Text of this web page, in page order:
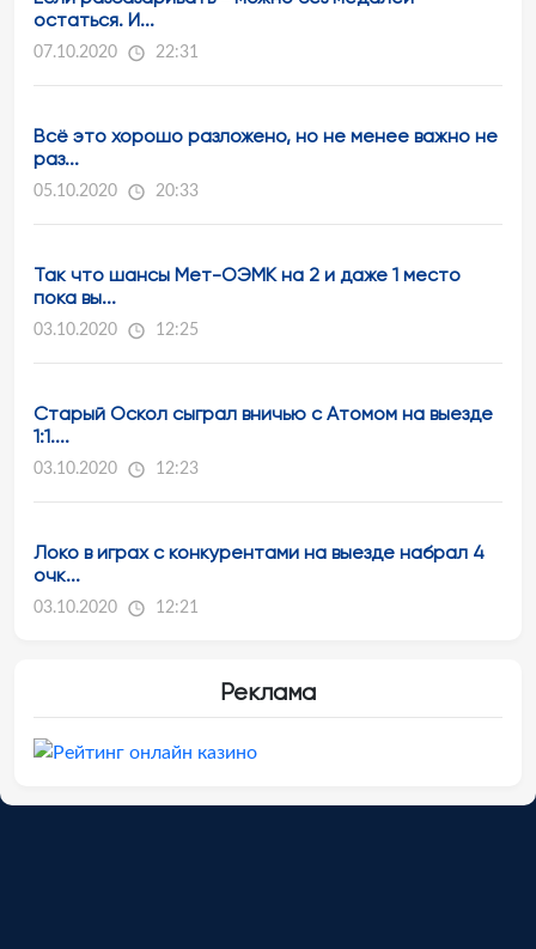
остаться. И...
07.10.2020 22:31
Всё это хорошо разложено, но не менее важно не
раз...
05.10.2020 20:33
Так что шансы Мет-ОЭМК на 2 и даже 1 место
пока вы...
03.10.2020 12:25
Старый Оскол сыграл вничью с Атомом на выезде
1:1....
03.10.2020 12:23
Локо в играх с конкурентами на выезде набрал 4
очк...
03.10.2020 12:21
Реклама